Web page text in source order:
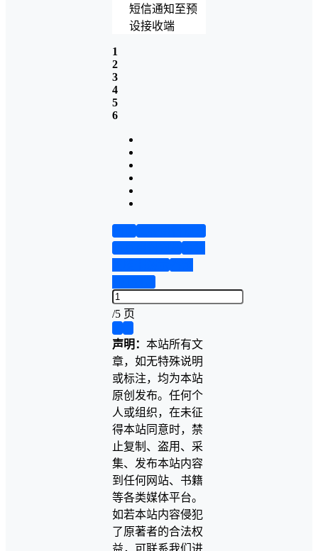
短信通知至预
设接收端
1
2
3
4
5
6
/5 页
声明： 本站所有文
章，如无特殊说明
或标注，均为本站
原创发布。任何个
人或组织，在未征
得本站同意时，禁
止复制、盗用、采
集、发布本站内容
到任何网站、书籍
等各类媒体平台。
如若本站内容侵犯
了原著者的合法权
益，可联系我们进